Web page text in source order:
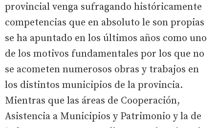
provincial venga sufragando históricamente
competencias que en absoluto le son propias
se ha apuntado en los últimos años como uno
de los motivos fundamentales por los que no
se acometen numerosos obras y trabajos en
los distintos municipios de la provincia.
Mientras que las áreas de Cooperación,
Asistencia a Municipios y Patrimonio y la de